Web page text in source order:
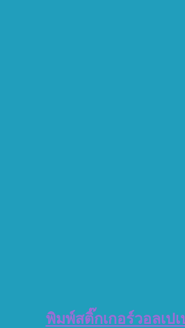
พิมพ์สติ๊กเกอร์วอลเป